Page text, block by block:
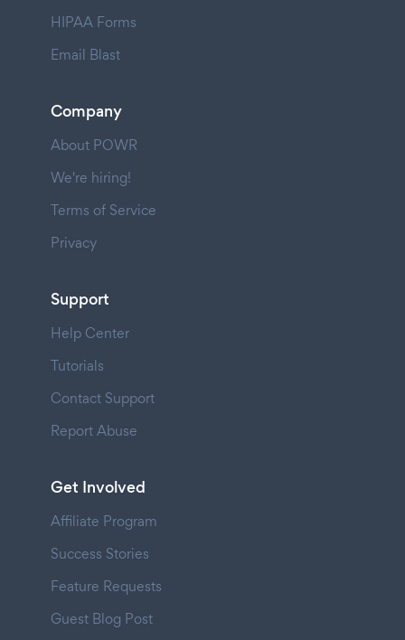
HIPAA Forms
Email Blast
Company
About POWR
We're hiring!
Terms of Service
Privacy
Support
Help Center
Tutorials
Contact Support
Report Abuse
Get Involved
Affiliate Program
Success Stories
Feature Requests
Guest Blog Post